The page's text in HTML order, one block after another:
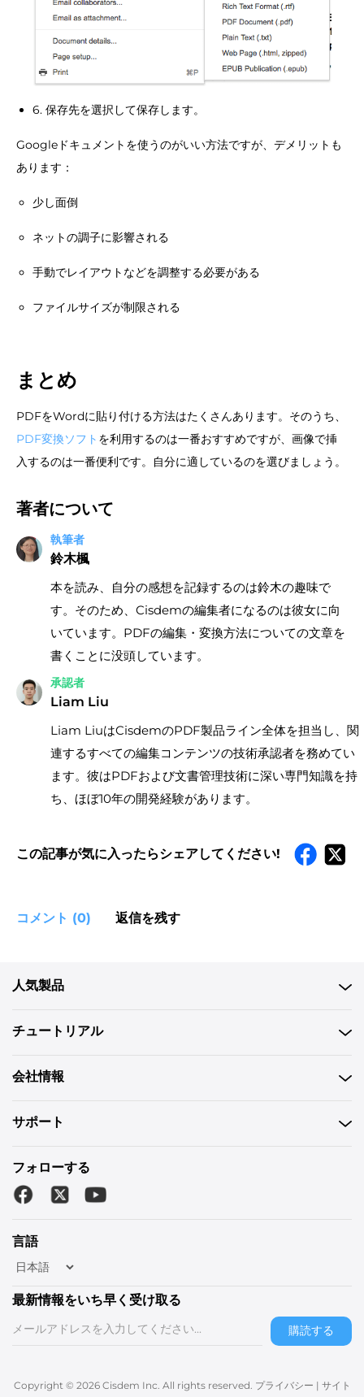
6. 保存先を選択して保存します。
Googleドキュメントを使うのがいい方法ですが、デメリットも
あります：
少し面倒
ネットの調子に影響される
手動でレイアウトなどを調整する必要がある
ファイルサイズが制限される
まとめ
PDFをWordに貼り付ける方法はたくさんあります。そのうち、
PDF変換ソフト を利用するのは一番おすすめですが、画像で挿
入するのは一番便利です。自分に適しているのを選びましょう。
著者について
執筆者
鈴木楓
本を読み、自分の感想を記録するのは鈴木の趣味で
す。そのため、Cisdemの編集者になるのは彼女に向
いています。PDFの編集・変換方法についての文章を
書くことに没頭しています。
承認者
Liam Liu
Liam LiuはCisdemのPDF製品ライン全体を担当し、関
連するすべての編集コンテンツの技術承認者を務めてい
ます。彼はPDFおよび文書管理技術に深い専門知識を持
ち、ほぼ10年の開発経験があります。
この記事が気に入ったらシェアしてください!
コメント (0) 返信を残す
人気製品
チュートリアル
会社情報
サポート
フォローする
言語
最新情報をいち早く受け取る
購読する
Copyright © 2026 Cisdem Inc. All rights reserved. プライバシー | サイト